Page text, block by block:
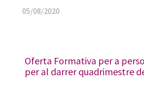
05/08/2020
Oferta Formativa per a
per al darrer quadrimestre